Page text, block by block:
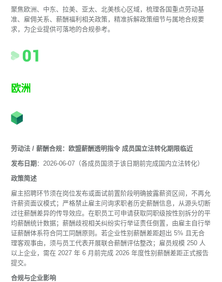
聚焦欧洲、中东、拉美、亚太、北美核心区域，梳理各国重点劳动基
准、雇佣关系、薪酬福利相关政策，精准拆解政策细节与属地合规要
求，为企业提供可落地的合规参考。
欧洲
劳动法 / 薪酬合规：欧盟薪酬透明指令 成员国立法转化期限临近
发布日期：2026-06-07（各成员国须于该日期前完成国内立法转化）
政策简述
雇主招聘环节须在岗位发布或面试前置阶段明确披露薪资区间，不再允
许薪资面议模式；严格禁止雇主问询求职者历史薪酬信息，从源头切断
过往薪酬差异的传导效应。在职员工可申请获取同职级按性别拆分的平
均薪酬统计数据；薪酬歧视相关纠纷实行举证责任倒置，由雇主自行举
证薪酬体系符合同工同酬原则。若企业性别薪酬差距超出 5% 且无合
理客观事由，须与员工代表开展联合薪酬评估整改；雇员规模 250 人
以上企业，需在 2027 年 6 月前完成 2026 年度性别薪酬差距正式报告
提交。
合规与企业影响